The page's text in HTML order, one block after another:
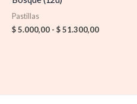
Pastillas
$5.000,00 - $51.300,00